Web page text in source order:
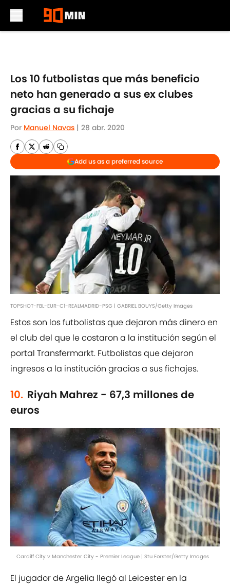
Los 10 futbolistas que más beneficio
neto han generado a sus ex clubes
gracias a su fichaje
Por Manuel Navas | 28 abr. 2020
Add us as a preferred source
TOPSHOT-FBL-EUR-C1-REALMADRID-PSG | GABRIEL BOUYS/Getty Images
Estos son los futbolistas que dejaron más dinero en
el club del que le costaron a la institución según el
portal Transfermarkt. Futbolistas que dejaron
ingresos a la institución gracias a sus fichajes.
10. Riyah Mahrez - 67,3 millones de
euros
Cardiff City v Manchester City - Premier League | Stu Forster/Getty Images
El jugador de Argelia llegó al Leicester en la